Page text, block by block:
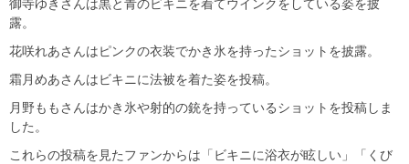
御寺ゆきさんは黒と青のビキニを着てウインクをしている姿を披
露。
花咲れあさんはピンクの衣装でかき氷を持ったショットを披露。
霜月めあさんはビキニに法被を着た姿を投稿。
月野ももさんはかき氷や射的の銃を持っているショットを投稿しま
した。
これらの投稿を見たファンからは「ビキニに浴衣が眩しい」「くび